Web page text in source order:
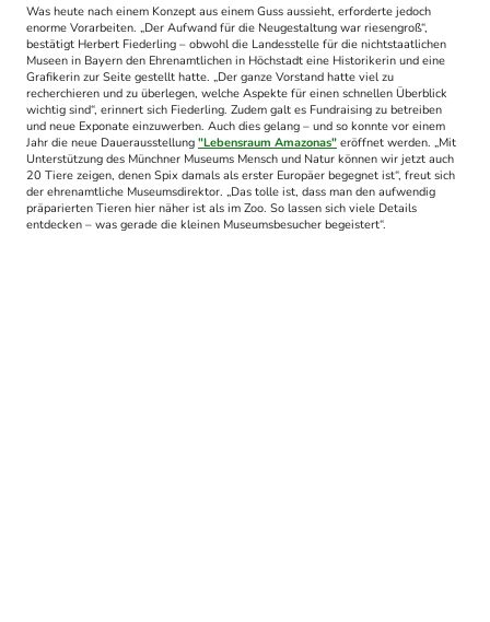
Was heute nach einem Konzept aus einem Guss aussieht, erforderte jedoch
enorme Vorarbeiten. „Der Aufwand für die Neugestaltung war riesengroß“,
bestätigt Herbert Fiederling – obwohl die Landesstelle für die nichtstaatlichen
Museen in Bayern den Ehrenamtlichen in Höchstadt eine Historikerin und eine
Grafikerin zur Seite gestellt hatte. „Der ganze Vorstand hatte viel zu
recherchieren und zu überlegen, welche Aspekte für einen schnellen Überblick
wichtig sind“, erinnert sich Fiederling. Zudem galt es Fundraising zu betreiben
und neue Exponate einzuwerben. Auch dies gelang – und so konnte vor einem
Jahr die neue Dauerausstellung "Lebensraum Amazonas" eröffnet werden. „Mit
Unterstützung des Münchner Museums Mensch und Natur können wir jetzt auch
20 Tiere zeigen, denen Spix damals als erster Europäer begegnet ist“, freut sich
der ehrenamtliche Museumsdirektor. „Das tolle ist, dass man den aufwendig
präparierten Tieren hier näher ist als im Zoo. So lassen sich viele Details
entdecken – was gerade die kleinen Museumsbesucher begeistert“.